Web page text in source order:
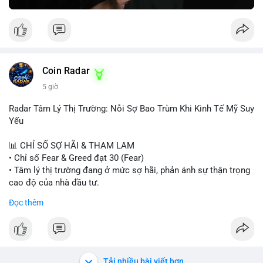
#vlikemarketindex42
Coin Radar
5 giờ
Radar Tâm Lý Thị Trường: Nỗi Sợ Bao Trùm Khi Kinh Tế Mỹ Suy
Yếu
📊 CHỈ SỐ SỢ HÃI & THAM LAM
• Chỉ số Fear & Greed đạt 30 (Fear)
• Tâm lý thị trường đang ở mức sợ hãi, phản ánh sự thận trọng
cao độ của nhà đầu tư.
📈 XU HƯỚNG TÌM KIẾM & THẢO LUẬN
CASHCAT, CRO.
Chainlink, Litecoin.
Đọc thêm